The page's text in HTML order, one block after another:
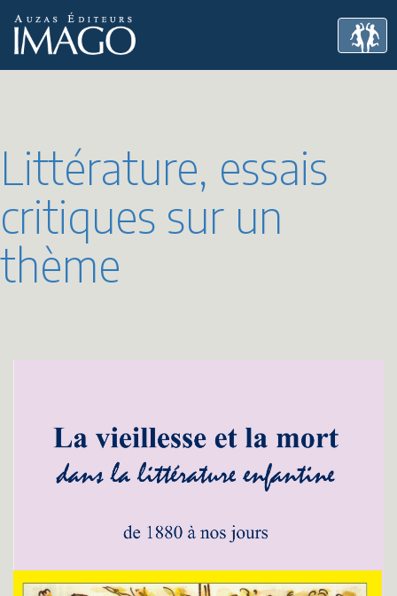
Littérature, essais
critiques sur un
thème